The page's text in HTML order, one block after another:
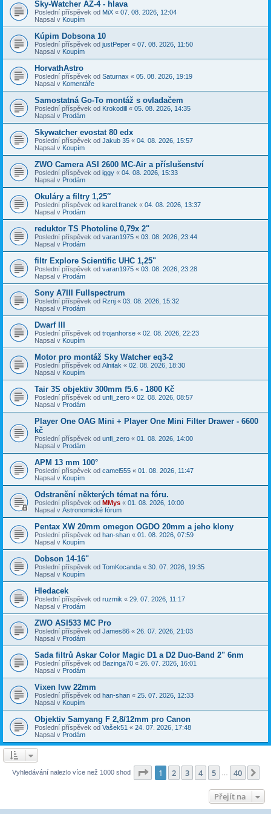
Sky-Watcher AZ-4 - hlava
Poslední příspěvek od MiX « 07. 08. 2026, 12:04
Napsal v Koupím
Kúpim Dobsona 10
Poslední příspěvek od justPeper « 07. 08. 2026, 11:50
Napsal v Koupím
HorvathAstro
Poslední příspěvek od Saturnax « 05. 08. 2026, 19:19
Napsal v Komentáře
Samostatná Go-To montáž s ovladačem
Poslední příspěvek od Krokodill « 05. 08. 2026, 14:35
Napsal v Prodám
Skywatcher evostat 80 edx
Poslední příspěvek od Jakub 35 « 04. 08. 2026, 15:57
Napsal v Koupím
ZWO Camera ASI 2600 MC-Air a příslušenství
Poslední příspěvek od iggy « 04. 08. 2026, 15:33
Napsal v Prodám
Okuláry a filtry 1,25″
Poslední příspěvek od karel.franek « 04. 08. 2026, 13:37
Napsal v Prodám
reduktor TS Photoline 0,79x 2"
Poslední příspěvek od varan1975 « 03. 08. 2026, 23:44
Napsal v Prodám
filtr Explore Scientific UHC 1,25"
Poslední příspěvek od varan1975 « 03. 08. 2026, 23:28
Napsal v Prodám
Sony A7III Fullspectrum
Poslední příspěvek od Rznj « 03. 08. 2026, 15:32
Napsal v Prodám
Dwarf III
Poslední příspěvek od trojanhorse « 02. 08. 2026, 22:23
Napsal v Koupím
Motor pro montáž Sky Watcher eq3-2
Poslední příspěvek od Alnitak « 02. 08. 2026, 18:30
Napsal v Koupím
Tair 3S objektiv 300mm f5.6 - 1800 Kč
Poslední příspěvek od unfi_zero « 02. 08. 2026, 08:57
Napsal v Prodám
Player One OAG Mini + Player One Mini Filter Drawer - 6600
kč
Poslední příspěvek od unfi_zero « 01. 08. 2026, 14:00
Napsal v Prodám
APM 13 mm 100°
Poslední příspěvek od camel555 « 01. 08. 2026, 11:47
Napsal v Koupím
Odstranění některých témat na fóru.
Poslední příspěvek od MMys « 01. 08. 2026, 10:00
Napsal v Astronomické fórum
Pentax XW 20mm omegon OGDO 20mm a jeho klony
Poslední příspěvek od han-shan « 01. 08. 2026, 07:59
Napsal v Koupím
Dobson 14-16"
Poslední příspěvek od TomKocanda « 30. 07. 2026, 19:35
Napsal v Koupím
Hledacek
Poslední příspěvek od ruzmik « 29. 07. 2026, 11:17
Napsal v Prodám
ZWO ASI533 MC Pro
Poslední příspěvek od James86 « 26. 07. 2026, 21:03
Napsal v Prodám
Sada filtrů Askar Color Magic D1 a D2 Duo-Band 2" 6nm
Poslední příspěvek od Bazinga70 « 26. 07. 2026, 16:01
Napsal v Prodám
Vixen lvw 22mm
Poslední příspěvek od han-shan « 25. 07. 2026, 12:33
Napsal v Koupím
Objektiv Samyang F 2,8/12mm pro Canon
Poslední příspěvek od Vašek51 « 24. 07. 2026, 17:48
Napsal v Prodám
Vyhledávání nalezlo více než 1000 shod Stránka z 40
1 2 3 4 5 40
Přejít na